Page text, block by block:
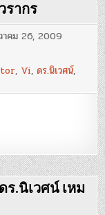
รากร
าคม 26, 2009
, Vi, ดร.นิเวศน์,
ร.นิเวศน์ เหม